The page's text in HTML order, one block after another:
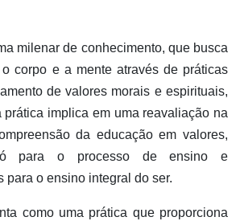
milenar de conhecimento, que busca
corpo e a mente através de práticas
de valores morais e espirituais,
prática implica em uma reavaliação na
da educação em valores,
para o processo de ensino e
para o ensino integral do ser.
como uma prática que proporciona